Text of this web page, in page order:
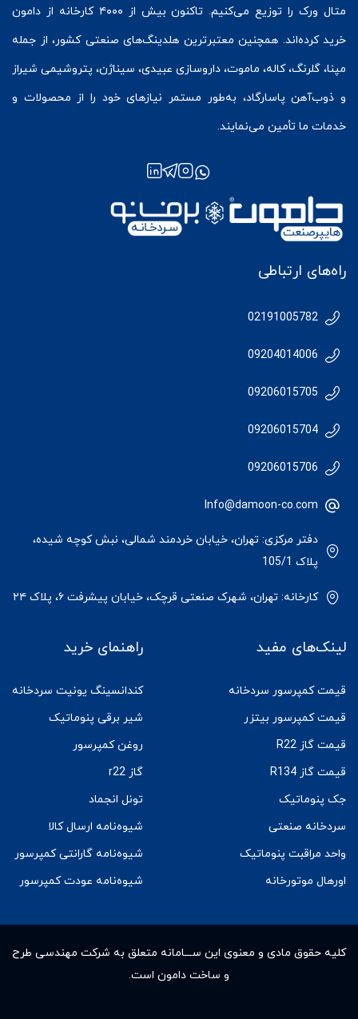
متال ورک
را توزیع می‌کنیم. تاکنون بیش از ۴۰۰۰ کارخانه از دامون
خرید کرده‌اند. همچنین معتبرترین هلدینگ‌های صنعتی کشور، از جمله
مپنا، گلرنگ، کاله، ماموت، داروسازی عبیدی، سیناژن، پتروشیمی شیراز
و ذوب‌آهن پاسارگاد، به‌طور مستمر نیازهای خود را از محصولات و
خدمات ما تأمین می‌نمایند.
راه‌های ارتباطی
02191005782
09204014006
09206015705
09206015704
09206015706
Info@damoon-co.com
دفتر مرکزی: تهران، خیابان خردمند شمالی، نبش کوچه شیده،
پلاک 105/1
کارخانه: تهران، شهرک صنعتی قرچک، خیابان پیشرفت ۶، پلاک ۲۴
لینک‌های مفید
قیمت کمپرسور سردخانه
قیمت کمپرسور بیتزر
قیمت گاز R22
قیمت گاز R134
جک پنوماتیک
سردخانه صنعتی
واحد مراقبت پنوماتیک
اورهال موتورخانه
راهنمای خرید
کندانسینگ یونیت سردخانه
شیر برقی پنوماتیک
روغن کمپرسور
گاز r22
تونل انجماد
شیوه‌نامه ارسال کالا
شیوه‌نامه گارانتی کمپرسور
شیوه‌نامه عودت کمپرسور
کلیه حقوق مادى و معنوى این ســـامانه متعلق به شرکت مهندسی طرح
و ساخت دامون است.